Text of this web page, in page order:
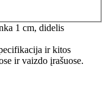
1 cm, didelis
ir kitos
ir vaizdo įrašuose.